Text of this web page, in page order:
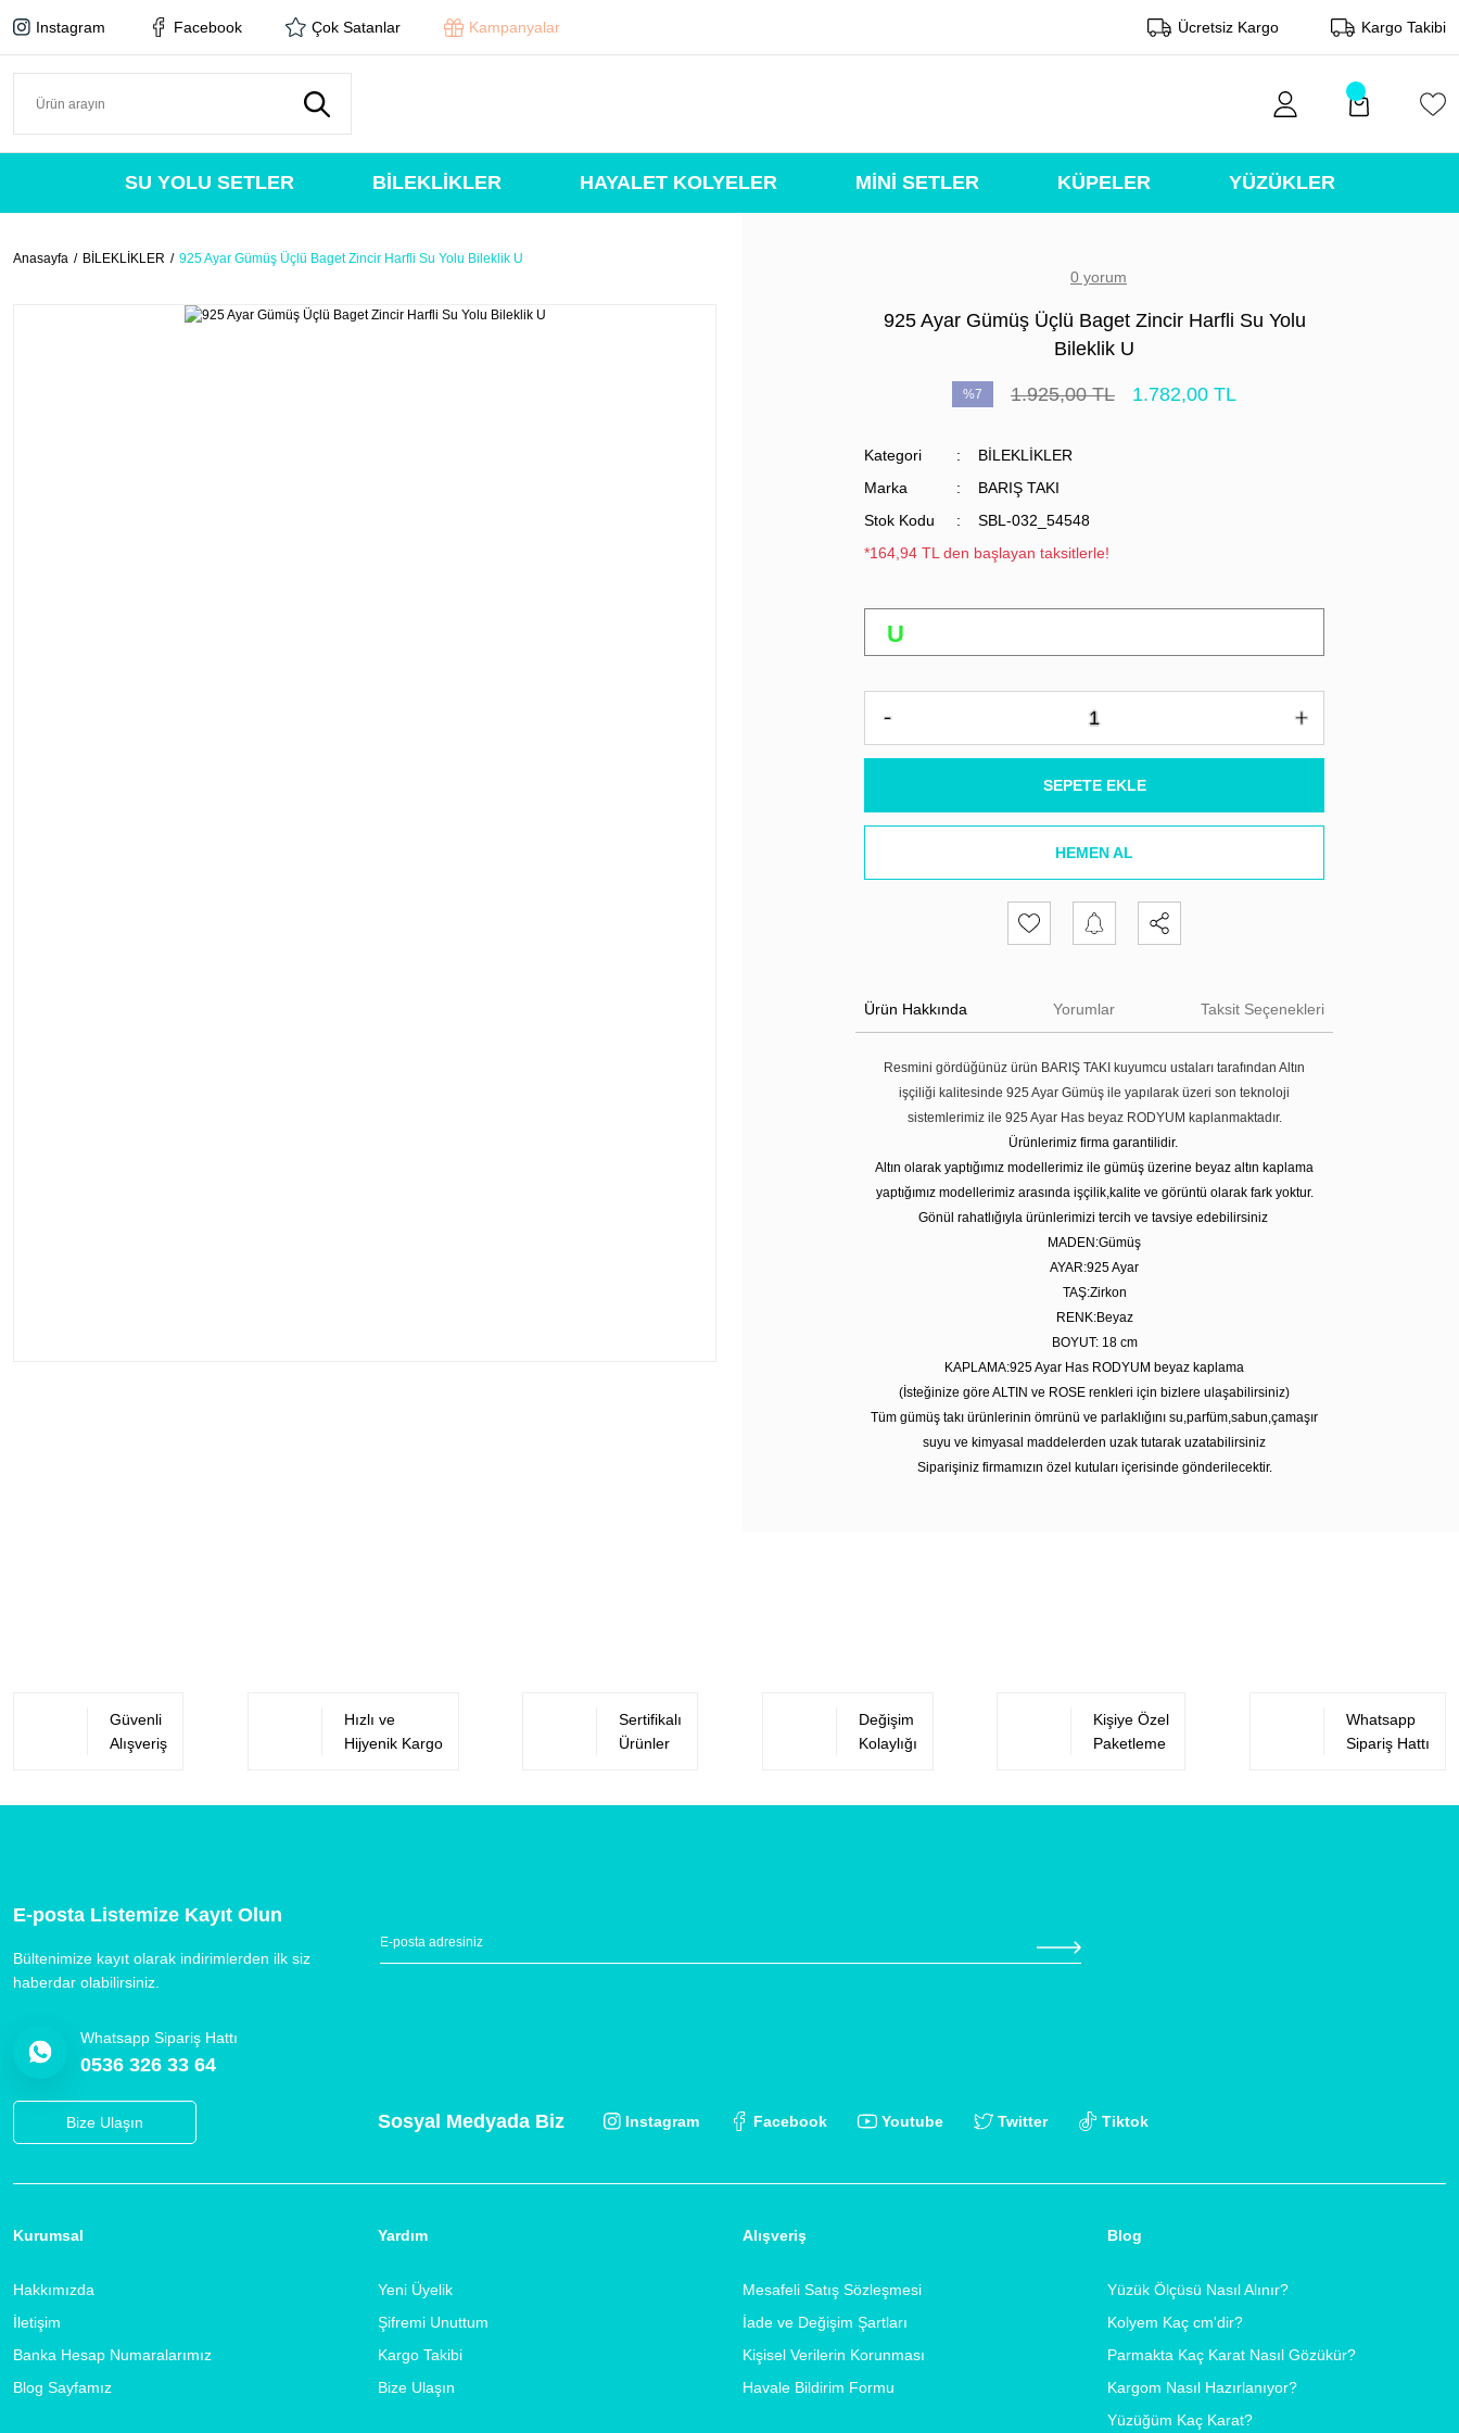
Instagram Facebook Çok Satanlar Kampanyalar Ücretsiz Kargo Kargo Takibi
SU YOLU SETLER BİLEKLİKLER HAYALET KOLYELER MİNİ SETLER KÜPELER YÜZÜKLER
Anasayfa BİLEKLİKLER 925 Ayar Gümüş Üçlü Baget Zincir Harfli Su Yolu Bileklik U
0 yorum
925 Ayar Gümüş Üçlü Baget Zincir Harfli Su Yolu
Bileklik U
%7 1.925,00 TL 1.782,00 TL
Kategori
BİLEKLİKLER
Marka
BARIŞ TAKI
Stok Kodu
SBL-032_54548
*164,94 TL den başlayan taksitlerle!
SEPETE EKLE
HEMEN AL
Ürün Hakkında Yorumlar Taksit Seçenekleri
Resmini gördüğünüz ürün BARIŞ TAKI kuyumcu ustaları tarafından Altın
işçiliği kalitesinde 925 Ayar Gümüş ile yapılarak üzeri son teknoloji
sistemlerimiz ile 925 Ayar Has beyaz RODYUM kaplanmaktadır.
Ürünlerimiz firma garantilidir.
Altın olarak yaptığımız modellerimiz ile gümüş üzerine beyaz altın kaplama
yaptığımız modellerimiz arasında işçilik,kalite ve görüntü olarak fark yoktur.
Gönül rahatlığıyla ürünlerimizi tercih ve tavsiye edebilirsiniz
MADEN:Gümüş
AYAR:925 Ayar
TAŞ:Zirkon
RENK:Beyaz
BOYUT: 18 cm
KAPLAMA:925 Ayar Has RODYUM beyaz kaplama
(İsteğinize göre ALTIN ve ROSE renkleri için bizlere ulaşabilirsiniz)
Tüm gümüş takı ürünlerinin ömrünü ve parlaklığını su,parfüm,sabun,çamaşır
suyu ve kimyasal maddelerden uzak tutarak uzatabilirsiniz
Siparişiniz firmamızın özel kutuları içerisinde gönderilecektir.
Güvenli
Alışveriş
Hızlı ve
Hijyenik Kargo
Sertifikalı
Ürünler
Değişim
Kolaylığı
Kişiye Özel
Paketleme
Whatsapp
Sipariş Hattı
E-posta Listemize Kayıt Olun
Bültenimize kayıt olarak indirimlerden ilk siz
haberdar olabilirsiniz.
Whatsapp Sipariş Hattı
0536 326 33 64
Bize Ulaşın Sosyal Medyada Biz Instagram Facebook Youtube Twitter Tiktok
Kurumsal
Hakkımızda
İletişim
Banka Hesap Numaralarımız
Blog Sayfamız
Yardım
Yeni Üyelik
Şifremi Unuttum
Kargo Takibi
Bize Ulaşın
Alışveriş
Mesafeli Satış Sözleşmesi
İade ve Değişim Şartları
Kişisel Verilerin Korunması
Havale Bildirim Formu
Blog
Yüzük Ölçüsü Nasıl Alınır?
Kolyem Kaç cm'dir?
Parmakta Kaç Karat Nasıl Gözükür?
Kargom Nasıl Hazırlanıyor?
Yüzüğüm Kaç Karat?